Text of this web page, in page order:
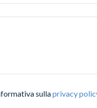
sullaprivacy